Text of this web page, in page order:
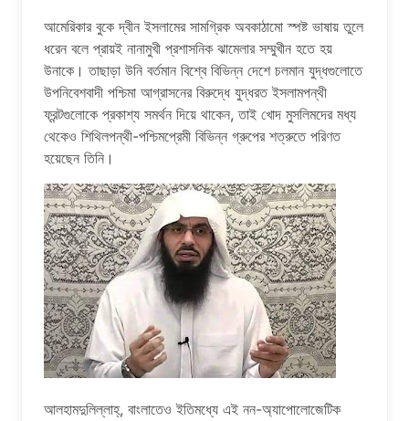
আমেরিকার বুকে দ্বীন ইসলামের সামগ্রিক অবকাঠামো স্পষ্ট ভাষায় তুলে
ধরেন বলে প্রায়ই নানামুখী প্রশাসনিক ঝামেলার সম্মুখীন হতে হয়
উনাকে। তাছাড়া উনি বর্তমান বিশ্বে বিভিন্ন দেশে চলমান যুদ্ধগুলোতে
উপনিবেশবাদী পশ্চিমা আগ্রাসনের বিরুদ্ধে যুদ্ধরত ইসলামপন্থী
ফ্রন্টগুলোকে প্রকাশ্য সমর্থন দিয়ে থাকেন, তাই খোদ মুসলিমদের মধ্য
থেকেও শিথিলপন্থী-পশ্চিমপ্রেমী বিভিন্ন গ্রুপের শত্রুতে পরিণত
হয়েছেন তিনি।
আলহামদুলিল্লাহ্, বাংলাতেও ইতিমধ্যে এই নন-অ্যাপোলোজেটিক